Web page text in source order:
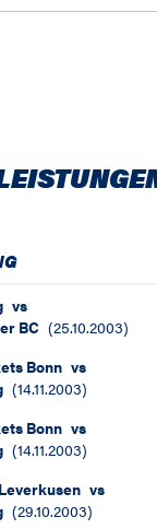
vs
BC (25.10.2003)
Bonn vs
(14.11.2003)
Bonn vs
(14.11.2003)
vs
(29.10.2003)